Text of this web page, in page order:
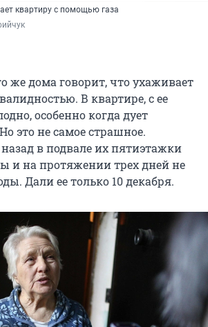
квартиру с помощью газа
же дома говорит, что ухаживает
В квартире, с ее
особенно когда дует
это не самое страшное.
в подвале их пятиэтажки
и на протяжении трех дней не
Дали ее только 10 декабря.